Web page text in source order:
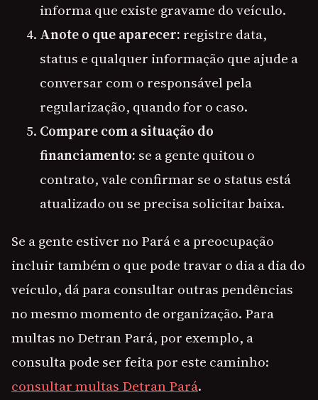
informa que existe gravame do veículo.
Anote o que aparecer: registre data,
status e qualquer informação que ajude a
conversar com o responsável pela
regularização, quando for o caso.
Compare com a situação do
financiamento: se a gente quitou o
contrato, vale confirmar se o status está
atualizado ou se precisa solicitar baixa.
Se a gente estiver no Pará e a preocupação
incluir também o que pode travar o dia a dia do
veículo, dá para consultar outras pendências
no mesmo momento de organização. Para
multas no Detran Pará, por exemplo, a
consulta pode ser feita por este caminho:
consultar multas Detran Pará.